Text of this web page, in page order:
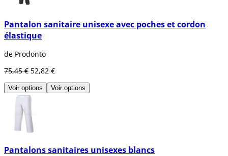
Pantalon sanitaire unisexe avec poches et cordon
élastique
de Prodonto
75,45 € 52,82 €
Voir options Voir options
Pantalons sanitaires unisexes blancs